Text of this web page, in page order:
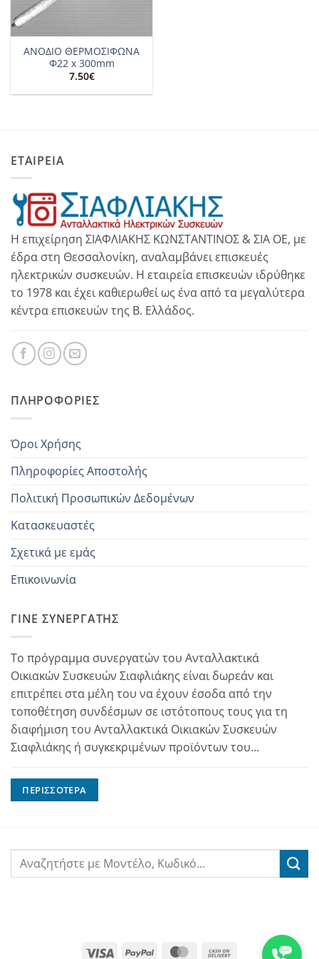
ΑΝΟΔΙΟ ΘΕΡΜΟΣΙΦΩΝΑ
Φ22 x 300mm
7.50€
ΕΤΑΙΡΕΙΑ
Η επιχείρηση ΣΙΑΦΛΙΑΚΗΣ ΚΩΝΣΤΑΝΤΙΝΟΣ & ΣΙΑ ΟΕ, με
έδρα στη Θεσσαλονίκη, αναλαμβάνει επισκευές
ηλεκτρικών συσκευών. Η εταιρεία επισκευών ιδρύθηκε
το 1978 και έχει καθιερωθεί ως ένα από τα μεγαλύτερα
κέντρα επισκευών της Β. Ελλάδος.
ΠΛΗΡΟΦΟΡΊΕΣ
Όροι Χρήσης
Πληροφορίες Αποστολής
Πολιτική Προσωπικών Δεδομένων
Κατασκευαστές
Σχετικά με εμάς
Επικοινωνία
ΓΊΝΕ ΣΥΝΕΡΓΆΤΗΣ
Το πρόγραμμα συνεργατών του Ανταλλακτικά
Οικιακών Συσκευών Σιαφλιάκης είναι δωρεάν και
επιτρέπει στα μέλη του να έχουν έσοδα από την
τοποθέτηση συνδέσμων σε ιστότοπους τους για τη
διαφήμιση του Ανταλλακτικά Οικιακών Συσκευών
Σιαφλιάκης ή συγκεκριμένων προϊόντων του...
ΠΕΡΙΣΣΌΤΕΡΑ
Visa PayPal MasterCard